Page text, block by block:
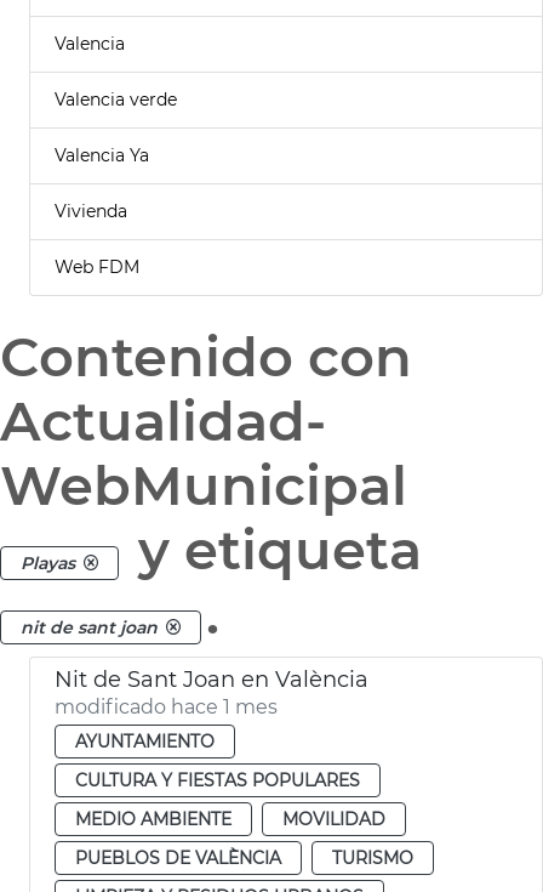
Valencia
Valencia verde
Valencia Ya
Vivienda
Web FDM
Contenido con
Actualidad-
WebMunicipal
Playas y etiqueta
nit de sant joan .
Nit de Sant Joan en València
modificado hace 1 mes
AYUNTAMIENTO
CULTURA Y FIESTAS POPULARES
MEDIO AMBIENTE
MOVILIDAD
PUEBLOS DE VALÈNCIA
TURISMO